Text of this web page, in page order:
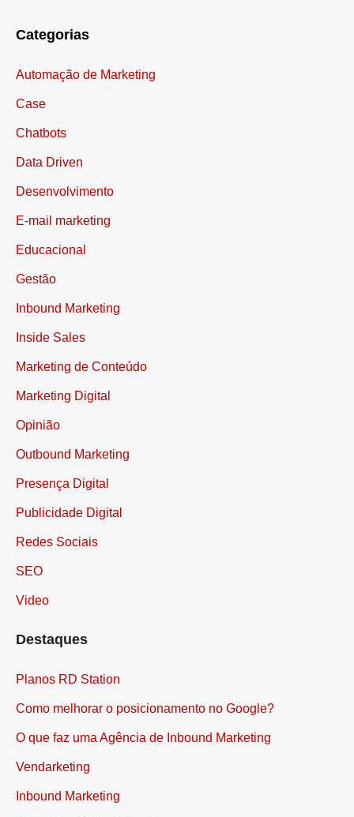
Categorias
Automação de Marketing
Case
Chatbots
Data Driven
Desenvolvimento
E-mail marketing
Educacional
Gestão
Inbound Marketing
Inside Sales
Marketing de Conteúdo
Marketing Digital
Opinião
Outbound Marketing
Presença Digital
Publicidade Digital
Redes Sociais
SEO
Video
Destaques
Planos RD Station
Como melhorar o posicionamento no Google?
O que faz uma Agência de Inbound Marketing
Vendarketing
Inbound Marketing